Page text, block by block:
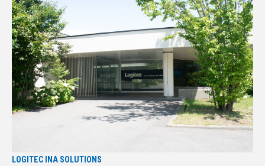
LOGITEC INA SOLUTIONS